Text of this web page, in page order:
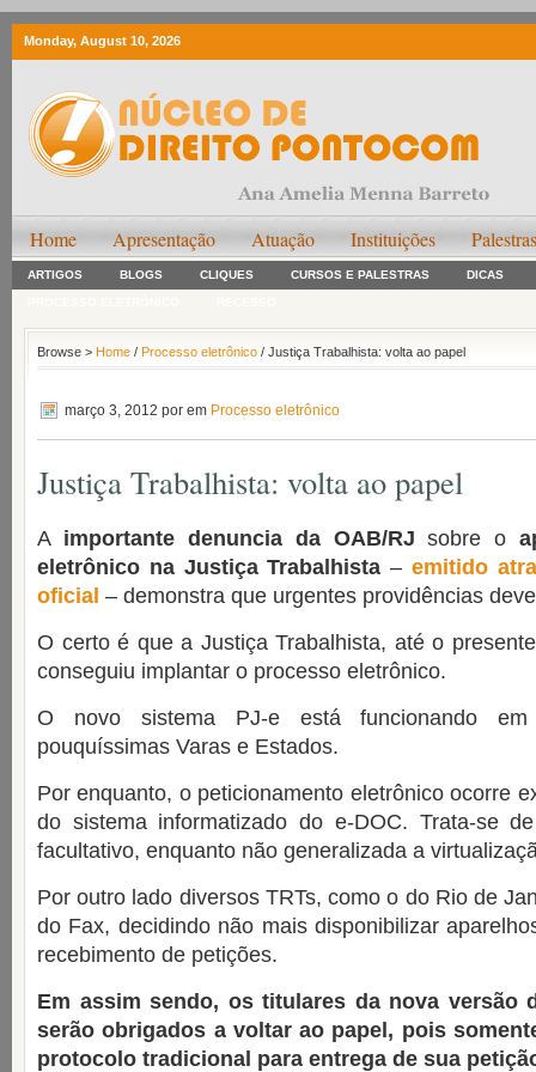
Monday, August 10, 2026
Home Apresentação Atuação Instituições Palestras
ARTIGOS BLOGS CLIQUES CURSOS E PALESTRAS DICAS
Browse > Home / Processo eletrônico / Justiça Trabalhista: volta ao papel
março 3, 2012 por em Processo eletrônico
Justiça Trabalhista: volta ao papel
A importante denuncia da OAB/RJ sobre o
eletrônico na Justiça Trabalhista – emitido
oficial – demonstra que urgentes providências
O certo é que a Justiça Trabalhista, até o
conseguiu implantar o processo eletrônico.
O novo sistema PJ-e está funcionando
pouquíssimas Varas e Estados.
Por enquanto, o peticionamento eletrônico ocorre
do sistema informatizado do e-DOC. Trata-se
facultativo, enquanto não generalizada a
Por outro lado diversos TRTs, como o do Rio de
do Fax, decidindo não mais disponibilizar
recebimento de petições.
Em assim sendo, os titulares da nova versão
serão obrigados a voltar ao papel, pois
protocolo tradicional para entrega de sua